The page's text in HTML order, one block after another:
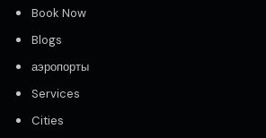
Book Now
Blogs
аэропорты
Services
Cities